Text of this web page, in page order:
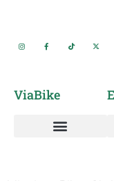
ViaBike